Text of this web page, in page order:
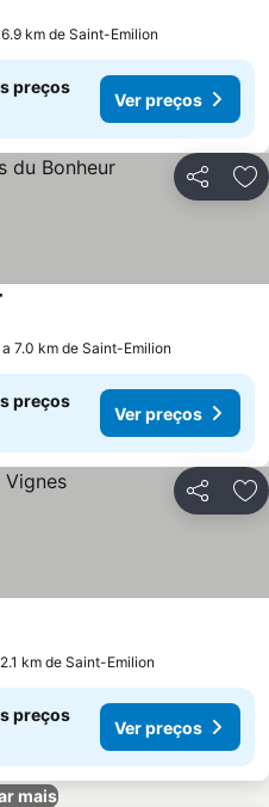
km de Saint-Emilion
preços
Ver preços
Partilhar
7.0 km de Saint-Emilion
preços
Ver preços
Partilhar
km de Saint-Emilion
preços
Ver preços
mais